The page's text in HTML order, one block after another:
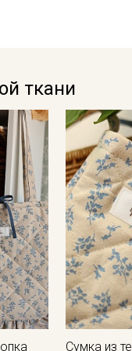
ткани
Сумка из